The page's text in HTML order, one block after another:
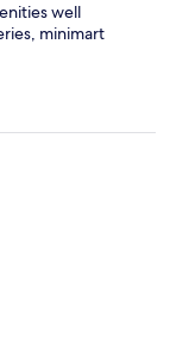
well
minimart